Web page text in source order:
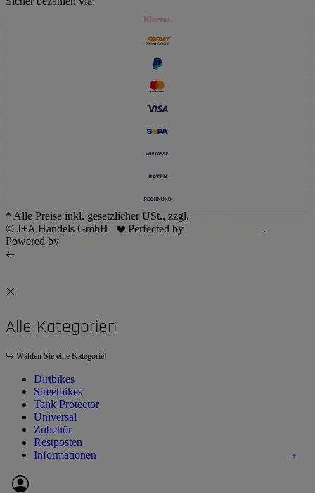
* Alle Preise inkl. gesetzlicher USt., zzgl.
© J+A Handels GmbH
Perfected by
.
Powered by
Alle Kategorien
Wählen Sie eine Kategorie!
Dirtbikes
Streetbikes
Tank Protector
Universal
Zubehör
Restposten
Informationen